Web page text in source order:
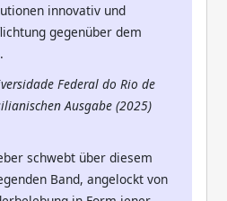
innovativ und
gegenüber dem
Federal do Rio de
Ausgabe (2025)
schwebt über diesem
Band, angelockt von